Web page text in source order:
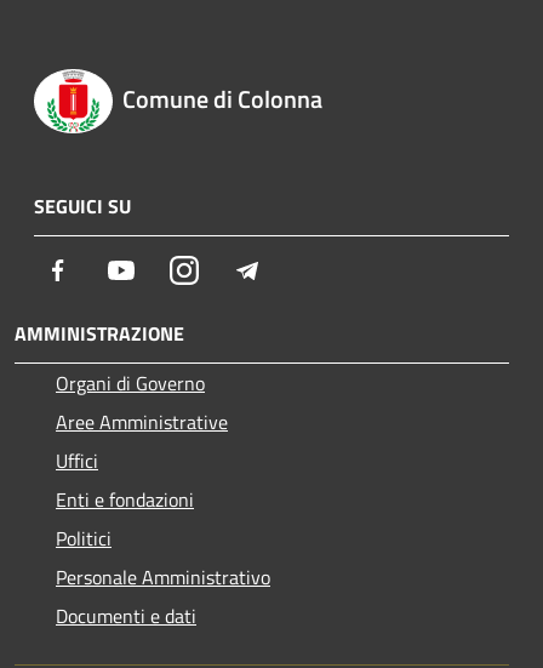
Comune di Colonna
SEGUICI SU
Facebook YoutubeInstagram
AMMINISTRAZIONE
Organi di Governo
Aree Amministrative
Uffici
Enti e fondazioni
Politici
Personale Amministrativo
Documenti e dati